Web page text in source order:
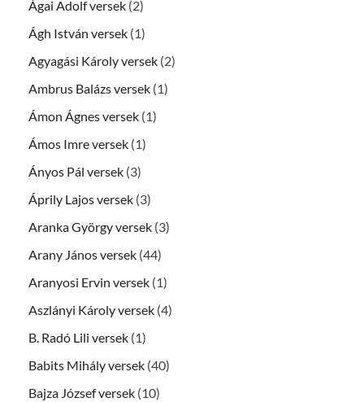
Ágai Adolf versek (2)
Ágh István versek (1)
Agyagási Károly versek (2)
Ambrus Balázs versek (1)
Ámon Ágnes versek (1)
Ámos Imre versek (1)
Ányos Pál versek (3)
Áprily Lajos versek (3)
Aranka György versek (3)
Arany János versek (44)
Aranyosi Ervin versek (1)
Aszlányi Károly versek (4)
B. Radó Lili versek (1)
Babits Mihály versek (40)
Bajza József versek (10)